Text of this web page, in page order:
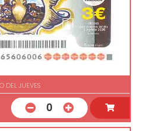
DEL JUEVES
0